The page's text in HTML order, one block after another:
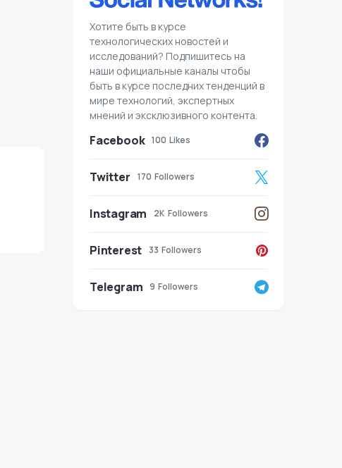
Хотите быть в курсе
технологических новостей и
исследований? Подпишитесь на
наши официальные каналы чтобы
быть в курсе последних тенденций в
мире технологий, экспертных
мнений и эксклюзивного контента.
Facebook 100 Likes
Twitter 170 Followers
Instagram 2K Followers
Pinterest 33 Followers
Telegram 9 Followers